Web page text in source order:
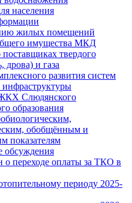
населения
жилых помещений
имущества МКД
твердого
дрова) и газа
развития систем
Слюдянского
образования
обобщённым и
показателям
обсуждения
о переходе оплаты за ТКО в
периоду 2025-